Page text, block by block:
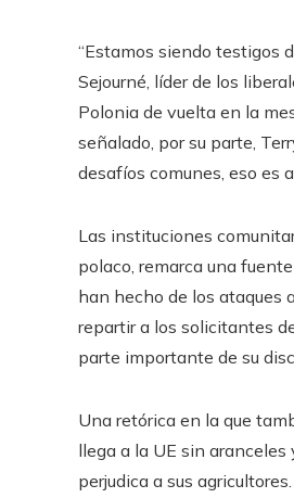
“Estamos siendo testigos
Sejourné, líder de los
Polonia de vuelta en la
señalado, por su parte,
desafíos comunes, eso es
Las instituciones
polaco, remarca una
han hecho de los ataques
repartir a los solicitantes
parte importante de su
Una retórica en la que
llega a la UE sin aranceles
perjudica a sus